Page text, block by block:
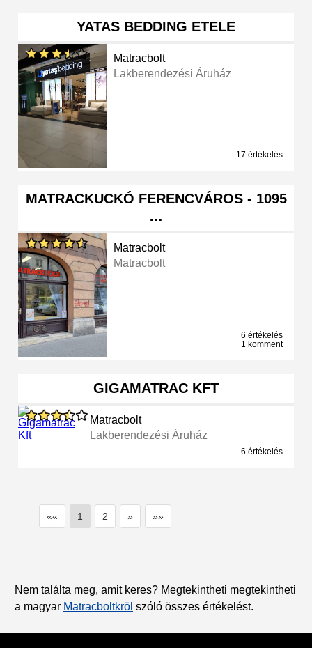
YATAS BEDDING ETELE
Matracbolt
Lakberendezési Áruház
17 értékelés
MATRACKUCKÓ FERENCVÁROS - 1095
…
Matracbolt
Matracbolt
6 értékelés
1 komment
GIGAMATRAC KFT
Matracbolt
Lakberendezési Áruház
6 értékelés
«« 1 2 » »»
Nem találta meg, amit keres? Megtekintheti megtekintheti
a magyar Matracboltkröl szóló összes értékelést.